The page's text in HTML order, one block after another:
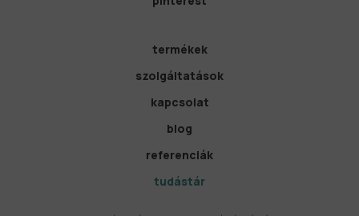
termékek
szolgáltatások
kapcsolat
blog
referenciák
tudástár